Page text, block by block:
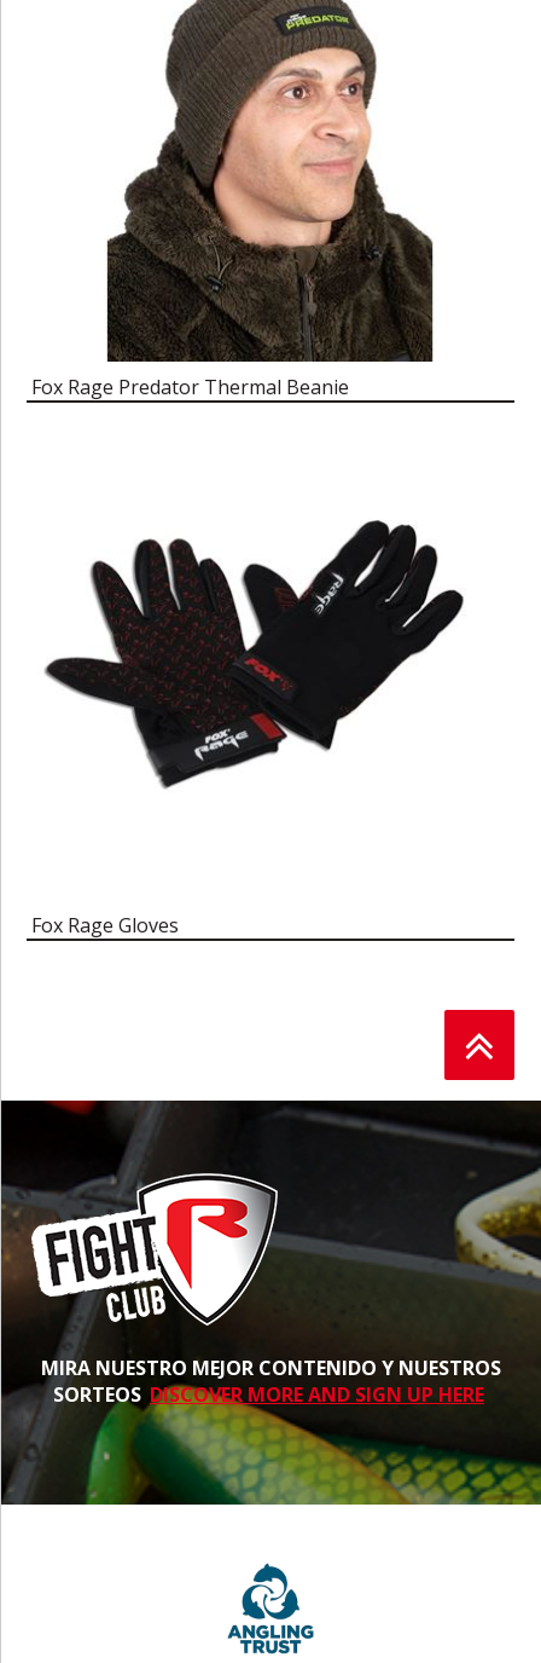
Fox Rage Predator Thermal Beanie
Fox Rage Gloves
MIRA NUESTRO MEJOR CONTENIDO Y NUESTROS
SORTEOS DISCOVER MORE AND SIGN UP HERE